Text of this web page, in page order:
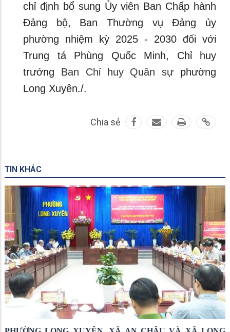
chỉ định bổ sung Ủy viên Ban Chấp hành
Đảng bộ, Ban Thường vụ Đảng ủy
phường nhiệm kỳ 2025 - 2030 đối với
Trung tá Phùng Quốc Minh, Chỉ huy
trưởng Ban Chỉ huy Quân sự phường
Long Xuyên./.
Chia sẻ
TIN KHÁC